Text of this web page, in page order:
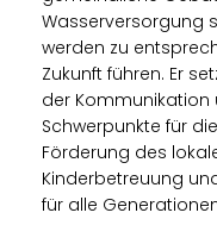
Wasserversorgung
werden zu
Zukunft führen. Er
der Kommunikation
Schwerpunkte für
Förderung des
Kinderbetreuung
für alle